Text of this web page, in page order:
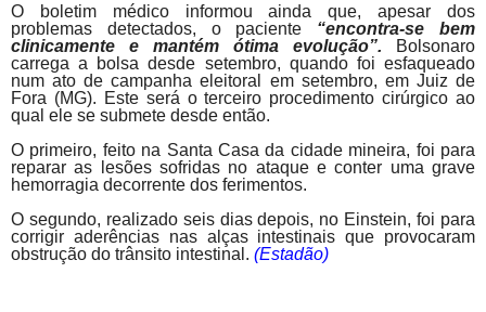
O boletim médico informou ainda que, apesar dos
problemas detectados, o paciente “encontra-se bem
clinicamente e mantém ótima evolução”. Bolsonaro
carrega a bolsa desde setembro, quando foi esfaqueado
num ato de campanha eleitoral em setembro, em Juiz de
Fora (MG). Este será o terceiro procedimento cirúrgico ao
qual ele se submete desde então.
O primeiro, feito na Santa Casa da cidade mineira, foi para
reparar as lesões sofridas no ataque e conter uma grave
hemorragia decorrente dos ferimentos.
O segundo, realizado seis dias depois, no Einstein, foi para
corrigir aderências nas alças intestinais que provocaram
obstrução do trânsito intestinal. (Estadão)